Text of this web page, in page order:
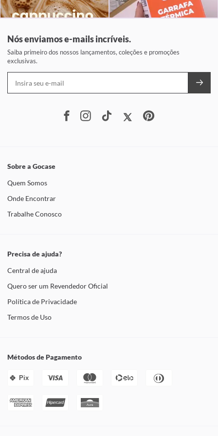
Nós enviamos e-mails incríveis.
Saiba primeiro dos nossos lançamentos, coleções e promoções
exclusivas.
Sobre a Gocase
Quem Somos
Onde Encontrar
Trabalhe Conosco
Precisa de ajuda?
Central de ajuda
Quero ser um Revendedor Oficial
Política de Privacidade
Termos de Uso
Métodos de Pagamento
Pix